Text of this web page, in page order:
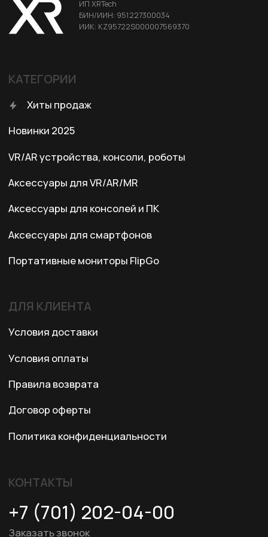
© 2024 XRTech. All Rights Reserved.
Разработка сайта
Заказать звонок
КОНТАКТЫ
батыра, БЦ Карасай, блок В,
Адрес:
Политика конфиденциальности